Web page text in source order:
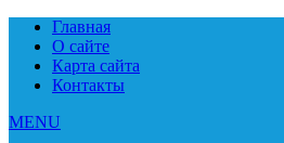
Главная
О сайте
Карта сайта
Контакты
MENU